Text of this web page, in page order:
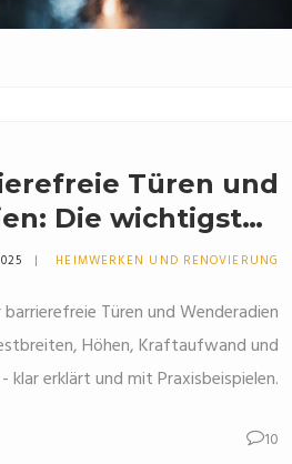
Türen und
Die wichtigsten
nach DIN 18040
HEIMWERKEN UND RENOVIERUNG
Türen und Wenderadien
Höhen, Kraftaufwand und
klar erklärt und mit Praxisbeispielen.
10